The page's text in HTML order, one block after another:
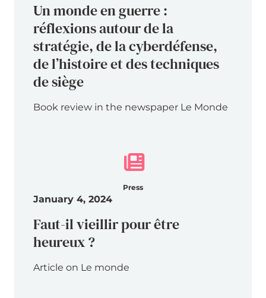
Un monde en guerre :
réflexions autour de la
stratégie, de la cyberdéfense,
de l’histoire et des techniques
de siège
Book review in the newspaper Le Monde
Press
January 4, 2024
Faut-il vieillir pour être
heureux ?
Article on Le monde